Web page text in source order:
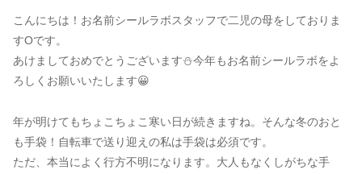
こんにちは！お名前シールラボスタッフで二児の母をしておりま
すOです。
あけましておめでとうございます⛄今年もお名前シールラボをよ
ろしくお願いいたします😀
年が明けてもちょこちょこ寒い日が続きますね。そんな冬のおと
も手袋！自転車で送り迎えの私は手袋は必須です。
ただ、本当によく行方不明になります。大人もなくしがちな手